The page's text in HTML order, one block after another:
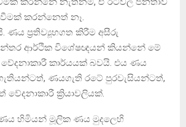
කරන්නෙත් නෑ.
ණය ප්‍රතිව්‍යූහගත කිරීම අසීරු
ආර්ථික විශේෂඥයන් කියන්නේ මේ
කාර්යයක් බවයි. එය ණය
ණයගැති රටේ පුරවැසියන්ටත්,
ක්‍රියාවලියක්.
හිමියන් මූලික ණය මුදලෙහි